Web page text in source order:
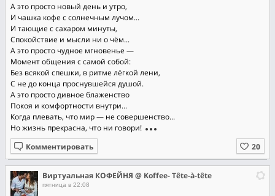
А это просто новый день и утро,
И чашка кофе с солнечным лучом...
И тающие с сахаром минуты,
Спокойствие и мысли ни о чём...
А это просто чудное мгновенье —
Момент общения с самой собой:
Без всякой спешки, в ритме лёгкой лени,
С не до конца проснувшейся душой.
А это просто дивное блаженство
Покоя и комфортности внутри...
Когда плевать, что мир — не совершенство...
Но жизнь прекрасна, что ни говори!
Комментировать
Виртуальная КОФЕЙНЯ @ Koffee- Tête-à-tête
пятница в 22:08